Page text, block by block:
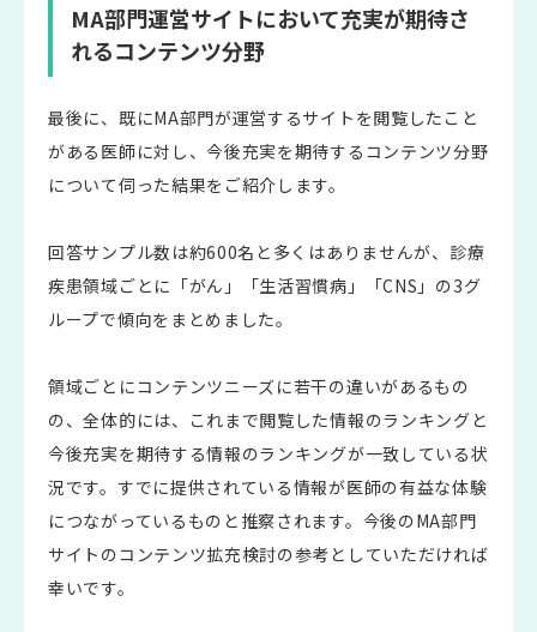
MA部門運営サイトにおいて充実が期待さ
れるコンテンツ分野
最後に、既にMA部門が運営するサイトを閲覧したこと
がある医師に対し、今後充実を期待するコンテンツ分野
について伺った結果をご紹介します。
回答サンプル数は約600名と多くはありませんが、診療
疾患領域ごとに「がん」「生活習慣病」「CNS」の3グ
ループで傾向をまとめました。
領域ごとにコンテンツニーズに若干の違いがあるもの
の、全体的には、これまで閲覧した情報のランキングと
今後充実を期待する情報のランキングが一致している状
況です。すでに提供されている情報が医師の有益な体験
につながっているものと推察されます。今後のMA部門
サイトのコンテンツ拡充検討の参考としていただければ
幸いです。